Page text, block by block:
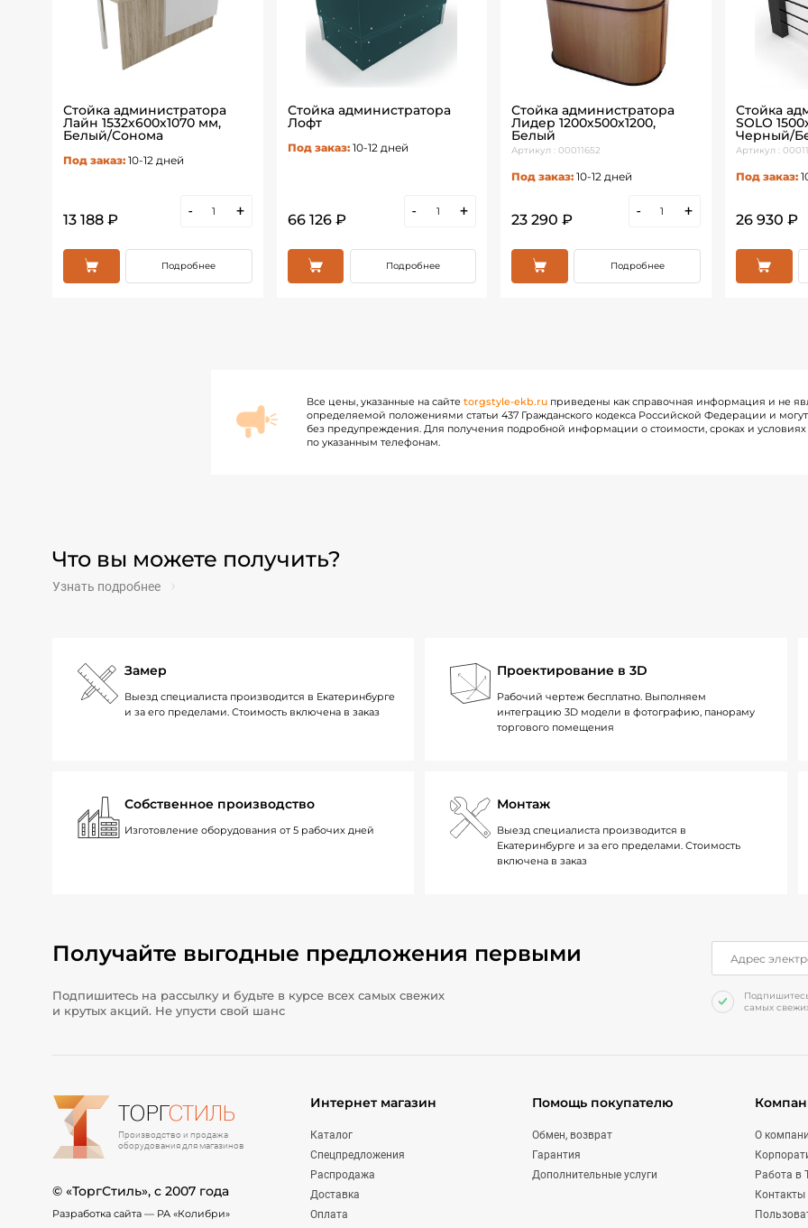
Стойка администратора
Лайн 1532х600х1070 мм,
Белый/Сонома
Под заказ: 10-12 дней
13 188 ₽
- +
Подробнее
Стойка администратора
Лофт
Под заказ: 10-12 дней
66 126 ₽
- +
Подробнее
Стойка администратора
Лидер 1200х500х1200,
Белый
Артикул : 00011652
Под заказ: 10-12 дней
23 290 ₽
- +
Подробнее
Стойка
SOLO
Черный/
Артикул :
Под заказ:
26 930 ₽
Все цены, указанные на сайте torgstyle-ekb.ru приведены как справочная информация и не
определяемой положениями статьи 437 Гражданского кодекса Российской Федерации и
без предупреждения. Для получения подробной информации о стоимости, сроках и условиях
по указанным телефонам.
Что вы можете получить?
Узнать подробнее
Замер
Выезд специалиста производится в Екатеринбурге
и за его пределами. Стоимость включена в заказ
Проектирование в 3D
Рабочий чертеж бесплатно. Выполняем
интеграцию 3D модели в фотографию, панораму
торгового помещения
Собственное производство
Изготовление оборудования от 5 рабочих дней
Монтаж
Выезд специалиста производится в
Екатеринбурге и за его пределами. Стоимость
включена в заказ
Получайте выгодные предложения первыми
Подпишитесь на рассылку и будьте в курсе всех самых свежих
и крутых акций. Не упусти свой шанс
самых
ТОРГСТИЛЬ
Производство и продажа
оборудования для магазинов
© «ТоргСтиль», c 2007 года
Разработка сайта — РА «Колибри»
Интернет магазин
Каталог
Спецпредложения
Распродажа
Доставка
Оплата
Помощь покупателю
Обмен, возврат
Гарантия
Дополнительные услуги
О
Работа в
Контакты